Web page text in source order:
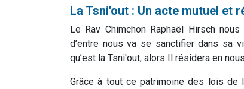
La Tsni'out : Un acte mutuel et
Le Rav Chimchon Raphaël Hirsch
d’entre nous va se sanctifier dans sa
qu’est la Tsni'out, alors Il résidera en
Grâce à tout ce patrimoine des lois de